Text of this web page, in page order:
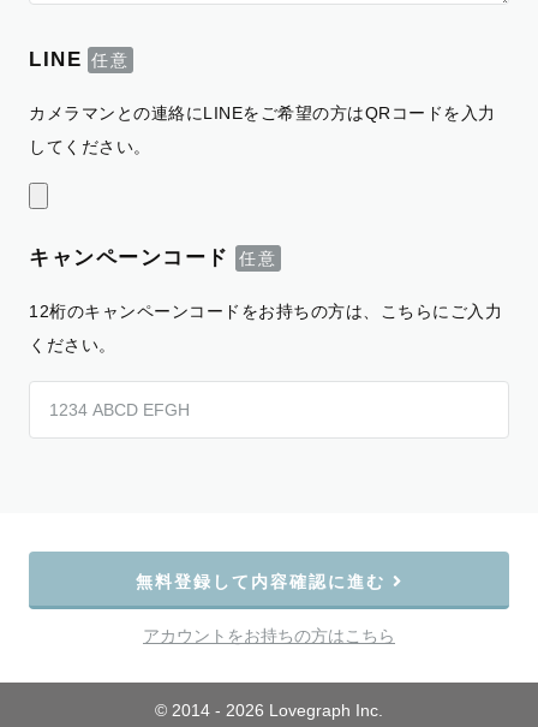
LINE
カメラマンとの連絡にLINEをご希望の方はQRコードを入力
してください。
キャンペーンコード
12桁のキャンペーンコードをお持ちの方は、こちらにご入力
ください。
無料登録して内容確認に進む
アカウントをお持ちの方はこちら
© 2014 - 2026 Lovegraph Inc.